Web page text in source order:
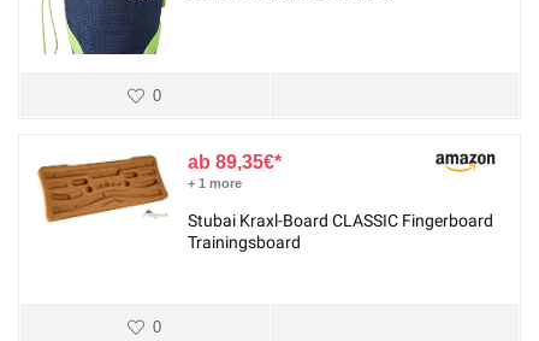
0
89,35€
+ 1 more
Stubai Kraxl-Board CLASSIC Fingerboard
Trainingsboard
0